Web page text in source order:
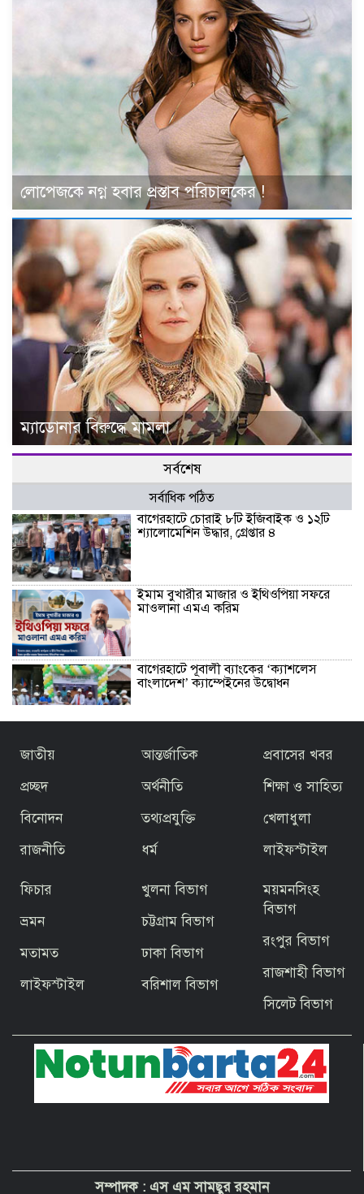
লোপেজকে নগ্ন হবার প্রস্তাব পরিচালকের !
ম্যাডোনার বিরুদ্ধে মামলা
সর্বশেষ
সর্বাধিক পঠিত
বাগেরহাটে চোরাই ৮টি ইজিবাইক ও ১২টি
শ্যালোমেশিন উদ্ধার, গ্রেপ্তার ৪
ইমাম বুখারীর মাজার ও ইথিওপিয়া সফরে
মাওলানা এমএ করিম
বাগেরহাটে পূবালী ব্যাংকের ‘ক্যাশলেস
বাংলাদেশ’ ক্যাম্পেইনের উদ্বোধন
বাজেটকে সময়োপযোগী ও জনকল্যাণমুখী
আখ্যা দিলেন মাওলানা এম.এ. করিম ইবনে
তৃতীয় ধাপে ফ্যামিলি কার্ড বিতরণ কার্যক্রমের
জিয়ার স্বাধীনতার ঘোষণার অভয়মন্ত্রে যুদ্ধে
বাগেরহাটের ফকিরহাটে শেষ মুহূর্তে ব্যস্ত সময়
পার করছেন কামারশিল্পীরা
দেশবাসীকে প্রধানমন্ত্রীর ঈদুল আজহার
শুভেচ্ছা
জাতীয়
প্রচ্ছদ
বিনোদন
রাজনীতি
আন্তর্জাতিক
অর্থনীতি
তথ্যপ্রযুক্তি
ধর্ম
প্রবাসের খবর
শিক্ষা ও সাহিত্য
খেলাধুলা
লাইফস্টাইল
ফিচার
ভ্রমন
মতামত
লাইফস্টাইল
খুলনা বিভাগ
চট্টগ্রাম বিভাগ
ঢাকা বিভাগ
বরিশাল বিভাগ
ময়মনসিংহ
বিভাগ
রংপুর বিভাগ
রাজশাহী বিভাগ
সিলেট বিভাগ
সম্পাদক : এস এম সামছুর রহমান